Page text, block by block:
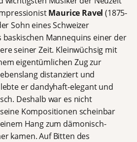
Maurice Ravel (1875-
Sohn eines Schweizer
baskischen Mannequins einer der
seiner Zeit. Kleinwüchsig mit
eigentümlichen Zug zur
distanziert und
er dandyhaft-elegant und
Deshalb war es nicht
Kompositionen scheinbar
Hang zum dämonisch-
kamen. Auf Bitten des